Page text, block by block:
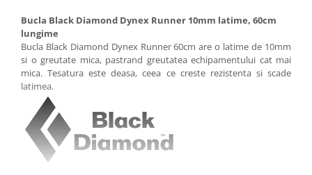
Bucla Black Diamond Dynex Runner 10mm latime, 60cm
lungime
Bucla Black Diamond Dynex Runner 60cm are o latime de 10mm
si o greutate mica, pastrand greutatea echipamentului cat mai
mica. Tesatura este deasa, ceea ce creste rezistenta si scade
latimea.